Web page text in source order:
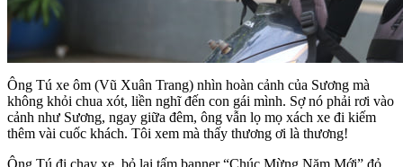
Ông Tú xe ôm (Vũ Xuân Trang) nhìn hoàn cảnh của Sương mà
không khỏi chua xót, liền nghĩ đến con gái mình. Sợ nó phải rơi vào
cảnh như Sương, ngay giữa đêm, ông vẫn lọ mọ xách xe đi kiếm
thêm vài cuốc khách. Tôi xem mà thấy thương ơi là thương!